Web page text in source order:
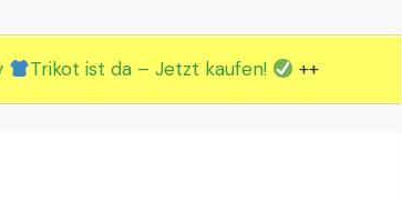
Trikot ist da – Jetzt kaufen! ++